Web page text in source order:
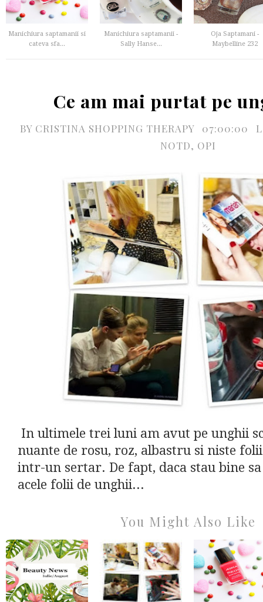
Manichiura saptamanii si
cateva sfa...
Manichiura saptamanii -
Sally Hanse...
Oja Saptamani -
Maybelline 232
Ce am mai purtat pe
BY CRISTINA SHOPPING THERAPY 07:00:00
NOTD, OPI
In ultimele trei luni am avut pe unghii
nuante de rosu, roz, albastru si niste
intr-un sertar. De fapt, daca stau bine sa
acele folii de unghii...
You Might Also Like